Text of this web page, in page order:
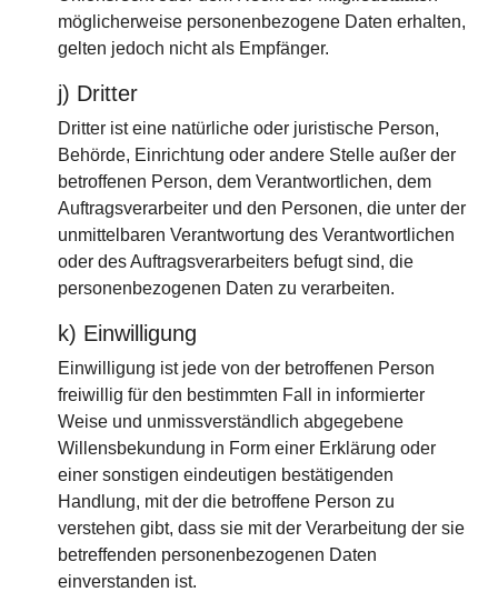
möglicherweise personenbezogene Daten erhalten,
gelten jedoch nicht als Empfänger.
j) Dritter
Dritter ist eine natürliche oder juristische Person,
Behörde, Einrichtung oder andere Stelle außer der
betroffenen Person, dem Verantwortlichen, dem
Auftragsverarbeiter und den Personen, die unter der
unmittelbaren Verantwortung des Verantwortlichen
oder des Auftragsverarbeiters befugt sind, die
personenbezogenen Daten zu verarbeiten.
k) Einwilligung
Einwilligung ist jede von der betroffenen Person
freiwillig für den bestimmten Fall in informierter
Weise und unmissverständlich abgegebene
Willensbekundung in Form einer Erklärung oder
einer sonstigen eindeutigen bestätigenden
Handlung, mit der die betroffene Person zu
verstehen gibt, dass sie mit der Verarbeitung der sie
betreffenden personenbezogenen Daten
einverstanden ist.